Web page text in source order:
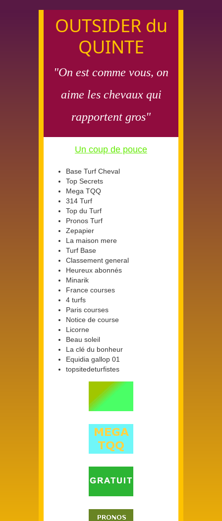
OUTSIDER du
QUINTE
"On est comme vous, on
aime les chevaux qui
rapportent gros"
Un coup de pouce
Base Turf Cheval
Top Secrets
Mega TQQ
314 Turf
Top du Turf
Pronos Turf
Zepapier
La maison mere
Turf Base
Classement general
Heureux abonnés
Minarik
France courses
4 turfs
Paris courses
Notice de course
Licorne
Beau soleil
La clé du bonheur
Equidia gallop 01
topsitedeturfistes